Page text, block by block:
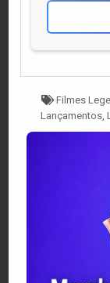
Tagged
Filmes
Lançamentos,